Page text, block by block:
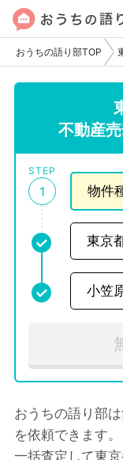
おうちの語り部TOP
不動産
STEP
1
おうちの語り部
を依頼できます。
一括査定して東